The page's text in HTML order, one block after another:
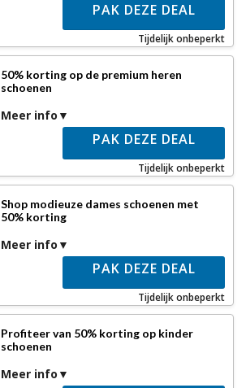
PAK DEZE DEAL
Tijdelijk onbeperkt
50% korting op de premium heren
schoenen
Meer info
PAK DEZE DEAL
Tijdelijk onbeperkt
Shop modieuze dames schoenen met
50% korting
Meer info
PAK DEZE DEAL
Tijdelijk onbeperkt
Profiteer van 50% korting op kinder
schoenen
Meer info